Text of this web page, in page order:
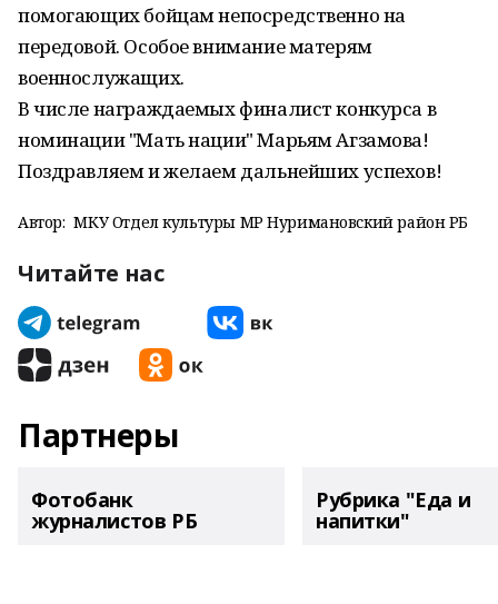
помогающих бойцам непосредственно на
передовой. Особое внимание матерям
военнослужащих.
В числе награждаемых финалист конкурса в
номинации "Мать нации" Марьям Агзамова!
Поздравляем и желаем дальнейших успехов!
Автор: МКУ Отдел культуры МР Нуримановский район РБ
Читайте нас
Партнеры
Фотобанк
журналистов РБ
Рубрика "Еда и
напитки"